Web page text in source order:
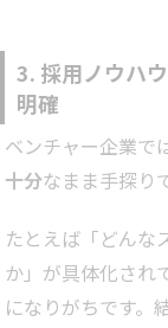
3. 採用ノウハ
明確
ベンチャー企業で
十分なまま手探り
たとえば「どんな
か」が具体化され
になりがちです。